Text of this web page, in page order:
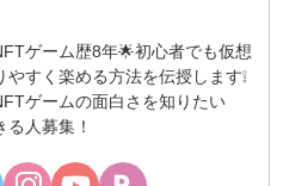
ゲーム歴8年🌟初心者でも仮想
やすく楽める方法を伝授します❕
ゲームの面白さを知りたい
る人募集！